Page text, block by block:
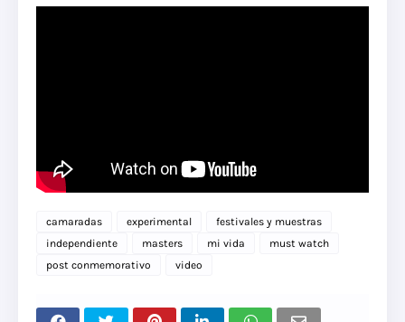
camaradas experimental
festivales y muestras
independiente
masters mi vida
must watch
post conmemorativo
video